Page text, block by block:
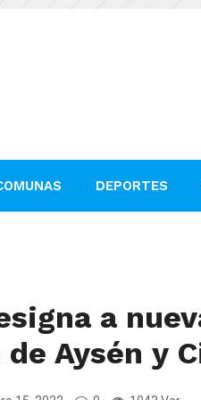
DEPORTES
a
Aysén y